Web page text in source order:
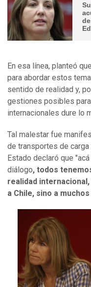
En esa línea, planteó
para abordar estos
sentido de realidad y,
gestiones posibles
internacionales dure lo
Tal malestar fue
de transportes de
Estado declaró que
diálogo, todos
realidad
a Chile, sino a